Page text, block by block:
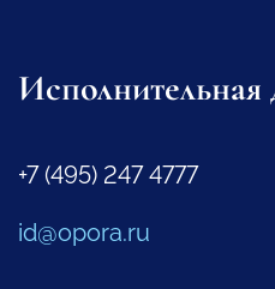
Исполнительная
+7 (495) 247 4777
id@opora.ru